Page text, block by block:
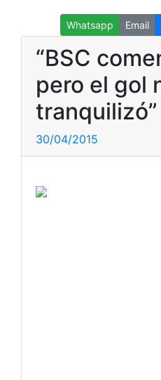
Whatsapp Email
“BSC
pero el gol
30/04/2015